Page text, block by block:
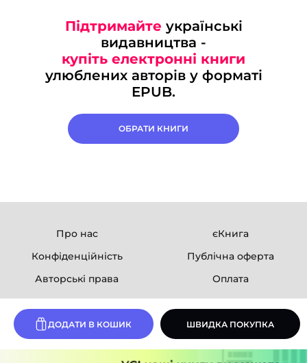
ДОДАТИ В КОШИК ШВИДКА ПОКУПКА
Підтримайте українські
видавництва -
купіть електронні книги
улюблених авторів у форматі
EPUB.
ОБРАТИ КНИГИ
Про нас
єКнига
Конфіденційність
Публічна оферта
Авторські права
Оплата
Розробка сайту